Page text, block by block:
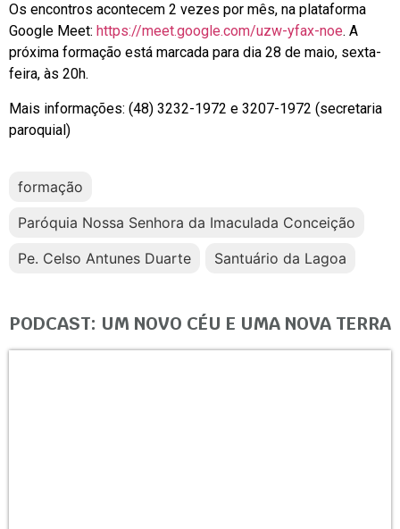
Os encontros acontecem 2 vezes por mês, na plataforma
Google Meet: https://meet.google.com/uzw-yfax-noe. A
próxima formação está marcada para dia 28 de maio, sexta-
feira, às 20h.
Mais informações: (48) 3232-1972 e 3207-1972 (secretaria
paroquial)
formação
Paróquia Nossa Senhora da Imaculada Conceição
Pe. Celso Antunes Duarte
Santuário da Lagoa
PODCAST: UM NOVO CÉU E UMA NOVA TERRA